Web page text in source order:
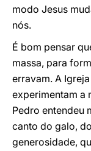
modo Jesus
nós.
É bom pensar
massa, para
erravam. A
experimentam a
Pedro entendeu
canto do galo,
generosidade,